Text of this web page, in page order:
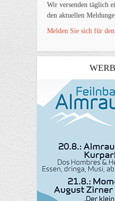
Wir versenden täglich
den aktuellen
Melden Sie sich für